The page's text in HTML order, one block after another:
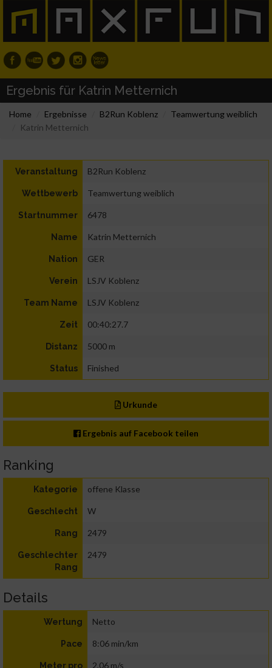
Ergebnis für Katrin Metternich
Home Ergebnisse B2Run Koblenz
Teamwertung weiblich
Katrin Metternich
Veranstaltung B2Run Koblenz
Wettbewerb Teamwertung weiblich
Startnummer 6478
Name Katrin Metternich
Nation GER
Verein LSJV Koblenz
Team Name LSJV Koblenz
Zeit 00:40:27.7
Distanz 5000 m
Status Finished
Urkunde
Ergebnis auf Facebook teilen
Ranking
Kategorie offene Klasse
Geschlecht W
Rang 2479
Geschlechter
Rang
2479
Details
Wertung Netto
Pace 8:06 min/km
Meter pro
2,06 m/s